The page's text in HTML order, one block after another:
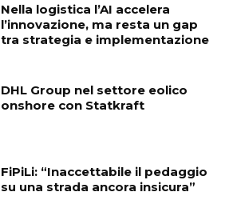
Nella logistica l’AI accelera
l’innovazione, ma resta un gap
tra strategia e implementazione
DHL Group nel settore eolico
onshore con Statkraft
FiPiLi: “Inaccettabile il pedaggio
su una strada ancora insicura”